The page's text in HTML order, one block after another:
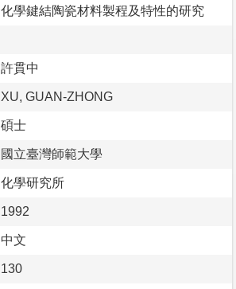
化學鍵結陶瓷材料製程及特性的研究
許貫中
XU, GUAN-ZHONG
碩士
國立臺灣師範大學
化學研究所
1992
中文
130